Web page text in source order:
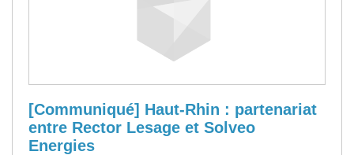
[Communiqué] Haut-Rhin : partenariat
entre Rector Lesage et Solveo
Energies